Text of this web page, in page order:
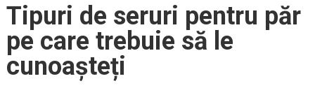
Tipuri de seruri pentru păr
pe care trebuie să le
cunoașteți